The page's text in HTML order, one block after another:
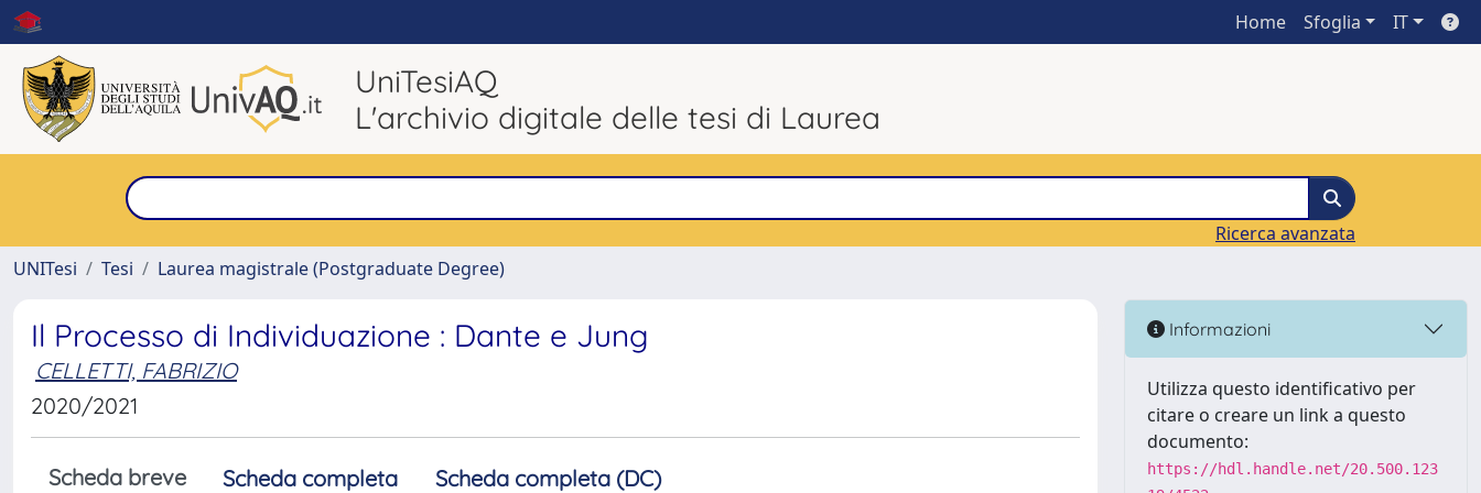
Home Sfoglia IT
UniTesiAQ
L'archivio digitale delle tesi di Laurea
Ricerca avanzata
UNITesi
Tesi Laurea magistrale (Postgraduate Degree)
Il Processo di Individuazione : Dante e Jung
CELLETTI, FABRIZIO
2020/2021
Scheda breve Scheda completa Scheda completa (DC)
Informazioni
Utilizza questo identificativo per
citare o creare un link a questo
documento:
https://hdl.handle.net/20.500.123